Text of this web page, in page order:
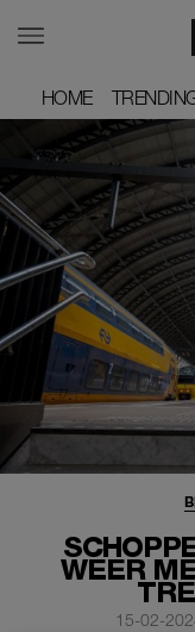
HOME
HOME TRENDING
WEER
15-02-